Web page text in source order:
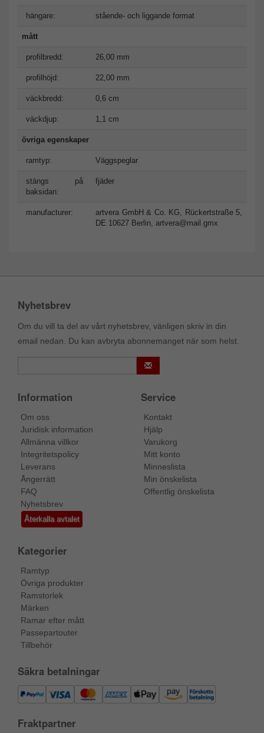
hängare: stående- och liggande format
mått
profilbredd: 26,00 mm
profilhöjd: 22,00 mm
väckbredd: 0,6 cm
väckdjup: 1,1 cm
övriga egenskaper
ramtyp: Väggspeglar
stängs på
baksidan:
fjäder
manufacturer:
artvera GmbH & Co. KG, Rückertstraße 5,
DE 10627 Berlin, artvera@mail.gmx
Nyhetsbrev
Om du vill ta del av vårt nyhetsbrev, vänligen skriv in din
email nedan. Du kan avbryta abonnemanget när som helst.
Information
Om oss
Juridisk information
Allmänna villkor
Integritetspolicy
Leverans
Ångerrätt
FAQ
Nyhetsbrev
Återkalla avtalet
Service
Kontakt
Hjälp
Varukorg
Mitt konto
Minneslista
Min önskelista
Offentlig önskelista
Kategorier
Ramtyp
Övriga produkter
Ramstorlek
Märken
Ramar efter mått
Passepartouter
Tillbehör
Säkra betalningar
Fraktpartner